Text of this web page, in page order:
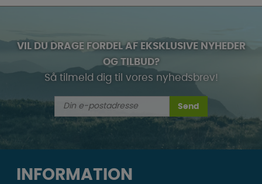
VIL DU DRAGE FORDEL AF EKSKLUSIVE NYHEDER
OG TILBUD?
Så tilmeld dig til vores nyhedsbrev!
Send
INFORMATION